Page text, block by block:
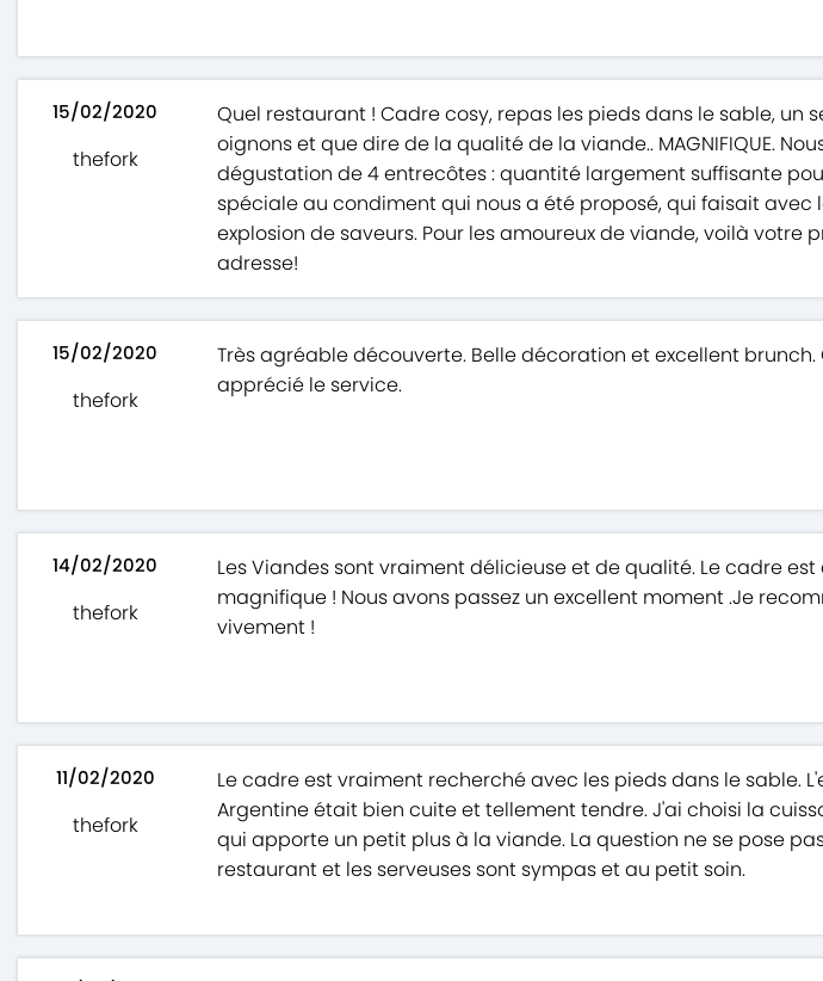
15/02/2020
thefork
Quel restaurant ! Cadre cosy, repas les pieds dans le sable, un
oignons et que dire de la qualité de la viande.. MAGNIFIQUE.
dégustation de 4 entrecôtes : quantité largement suffisante
spéciale au condiment qui nous a été proposé, qui faisait avec
explosion de saveurs. Pour les amoureux de viande, voilà votre
adresse!
15/02/2020
thefork
Très agréable découverte. Belle décoration et excellent brunch.
apprécié le service.
14/02/2020
thefork
Les Viandes sont vraiment délicieuse et de qualité. Le cadre
magnifique ! Nous avons passez un excellent moment .Je
vivement !
11/02/2020
thefork
Le cadre est vraiment recherché avec les pieds dans le sable.
Argentine était bien cuite et tellement tendre. J'ai choisi la
qui apporte un petit plus à la viande. La question ne se pose
restaurant et les serveuses sont sympas et au petit soin.